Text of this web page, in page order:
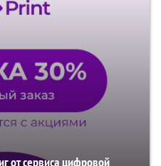
от сервиса цифровой